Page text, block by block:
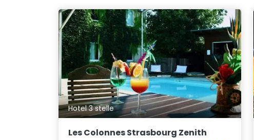
Hotel 3 stelle
Les Colonnes Strasbourg Zenith